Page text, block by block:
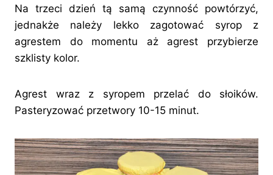
Na trzeci dzień tą samą czynność powtórzyć,
jednakże należy lekko zagotować syrop z
agrestem do momentu aż agrest przybierze
szklisty kolor.
Agrest wraz z syropem przelać do słoików.
Pasteryzować przetwory 10-15 minut.